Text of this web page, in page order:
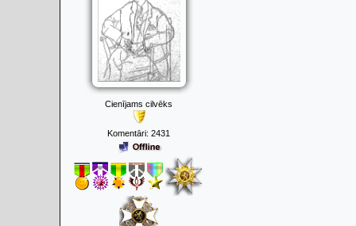
Cienījams cilvēks
Komentāri: 2431